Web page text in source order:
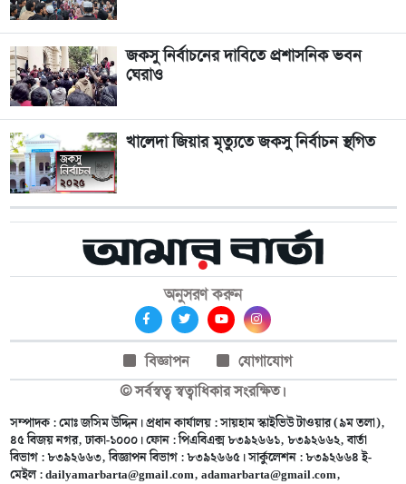
জকসু নির্বাচনের দাবিতে প্রশাসনিক ভবন
ঘেরাও
খালেদা জিয়ার মৃত্যুতে জকসু নির্বাচন স্থগিত
অনুসরণ করুন
বিজ্ঞাপন
যোগাযোগ
© সর্বস্বত্ব স্বত্বাধিকার সংরক্ষিত।
সম্পাদক : মোঃ জসিম উদ্দিন। প্রধান কার্যালয় : সায়হাম স্কাইভিউ টাওয়ার (৯ম তলা),
৪৫ বিজয় নগর, ঢাকা-১০০০। ফোন : পিএবিএক্স ৮৩৯২৬৬১, ৮৩৯২৬৬২, বার্তা
বিভাগ : ৮৩৯২৬৬৩, বিজ্ঞাপন বিভাগ : ৮৩৯২৬৬৫। সার্কুলেশন : ৮৩৯২৬৬৪ ই-
মেইল :dailyamarbarta@gmail.com,adamarbarta@gmail.com,